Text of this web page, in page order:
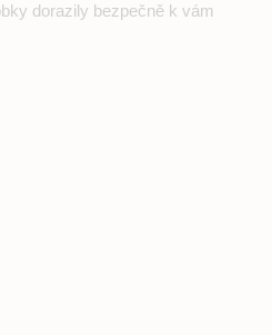
dorazily bezpečně k vám